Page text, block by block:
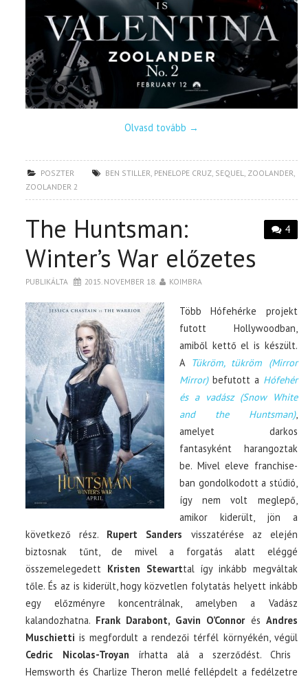
Olvasd tovább →
POSZTER BEN STILLER PENELOPE CRUZ SEQUEL ZOOLANDER
ZOOLANDER 2
4
The Huntsman:
Winter’s War előzetes
PUBLIKÁLTA 2015. NOVEMBER 18. KOIMBRA
Több Hófehérke projekt
futott Hollywoodban,
amiből kettő el is készült.
A Tükröm, tükröm (Mirror
Mirror)befutott a Hófehér
és a vadász (Snow White
and the Huntsman),
amelyet darkos
fantasyként harangoztak
be. Mivel eleve franchise-
ban gondolkodott a stúdió,
így nem volt meglepő,
amikor kiderült, jön a
következő rész. Rupert Sanders visszatérése az elején
biztosnak tűnt, de mivel a forgatás alatt eléggé
összemelegedett Kristen Stewarttal így inkább megváltak
tőle. És az is kiderült, hogy közvetlen folytatás helyett inkább
egy előzményre koncentrálnak, amelyben a Vadász
kalandozhatna. Frank Darabont, Gavin O’Connorés Andres
Muschietti is megfordult a rendezői térfél környékén, végül
Cedric Nicolas-Troyan írhatta alá a szerződést. Chris
Hemsworth és Charlize Theron mellé fellépdelt a fedélzetre